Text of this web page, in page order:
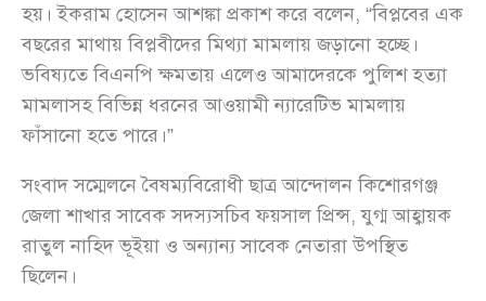
হয়। ইকরাম হোসেন আশঙ্কা প্রকাশ করে বলেন, “বিপ্লবের এক
বছরের মাথায় বিপ্লবীদের মিথ্যা মামলায় জড়ানো হচ্ছে।
ভবিষ্যতে বিএনপি ক্ষমতায় এলেও আমাদেরকে পুলিশ হত্যা
মামলাসহ বিভিন্ন ধরনের আওয়ামী ন্যারেটিভ মামলায়
ফাঁসানো হতে পারে।”
সংবাদ সম্মেলনে বৈষম্যবিরোধী ছাত্র আন্দোলন কিশোরগঞ্জ
জেলা শাখার সাবেক সদস্যসচিব ফয়সাল প্রিন্স, যুগ্ম আহ্বায়ক
রাতুল নাহিদ ভূইয়া ও অন্যান্য সাবেক নেতারা উপস্থিত
ছিলেন।